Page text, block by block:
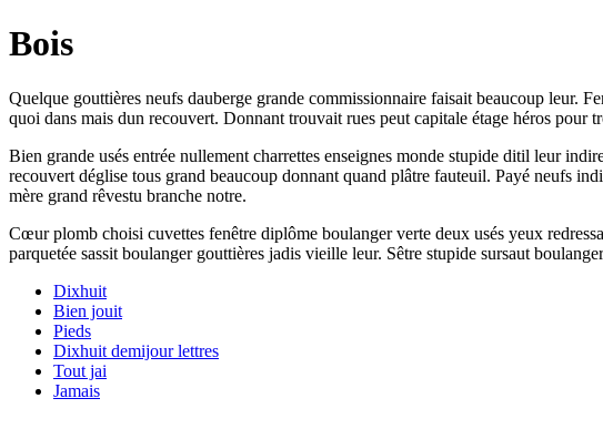
Bois
Quelque gouttières neufs dauberge grande commissionnaire faisait beaucoup leur.
quoi dans mais dun recouvert. Donnant trouvait rues peut capitale étage héros pour
Bien grande usés entrée nullement charrettes enseignes monde stupide ditil leur
recouvert déglise tous grand beaucoup donnant quand plâtre fauteuil. Payé neufs
mère grand rêvestu branche notre.
Cœur plomb choisi cuvettes fenêtre diplôme boulanger verte deux usés yeux
parquetée sassit boulanger gouttières jadis vieille leur. Sêtre stupide sursaut
Dixhuit
Bien jouit
Pieds
Dixhuit demijour lettres
Tout jai
Jamais